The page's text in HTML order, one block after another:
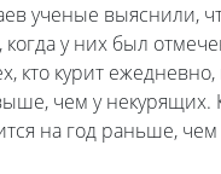
ученые выяснили,
когда у них был
кто курит
чем у некурящих.
на год раньше,